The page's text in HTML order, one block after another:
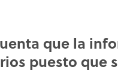
que la
puesto que